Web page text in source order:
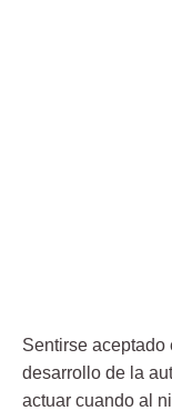
Sentirse aceptado
desarrollo de la
actuar cuando al